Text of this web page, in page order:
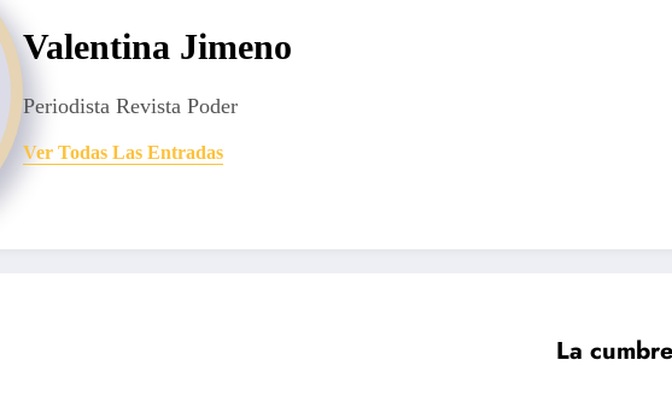
Valentina Jimeno
Periodista Revista Poder
Ver Todas Las Entradas
La